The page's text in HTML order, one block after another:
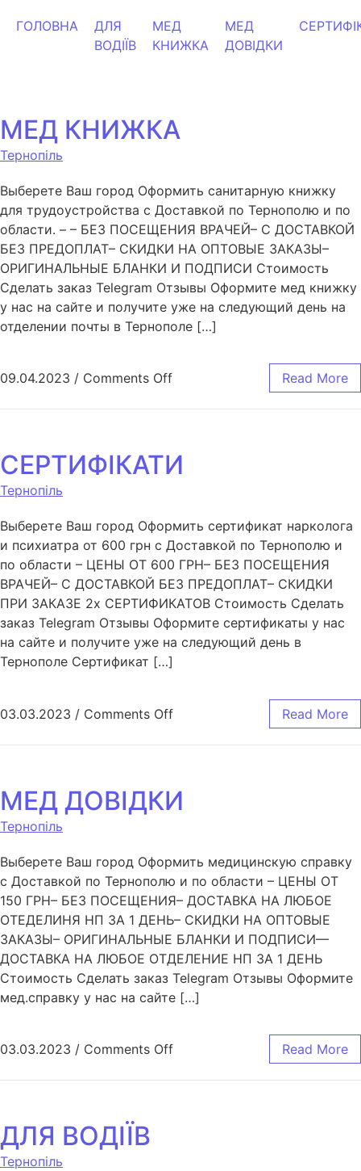
ГОЛОВНА
ДЛЯ
ВОДІЇВ
МЕД
КНИЖКА
МЕД
ДОВІДКИ
МЕД КНИЖКА
Тернопіль
Выберете Ваш город Оформить санитарную книжку
для трудоустройства с Доставкой по Тернополю и по
области. – – БЕЗ ПОСЕЩЕНИЯ ВРАЧЕЙ– С ДОСТАВКОЙ
БЕЗ ПРЕДОПЛАТ– СКИДКИ НА ОПТОВЫЕ ЗАКАЗЫ–
ОРИГИНАЛЬНЫЕ БЛАНКИ И ПОДПИСИ Стоимость
Сделать заказ Telegram Отзывы Оформите мед книжку
у нас на сайте и получите уже на следующий день на
отделении почты в Тернополе […]
09.04.2023 / Comments Off Read More
СЕРТИФІКАТИ
Тернопіль
Выберете Ваш город Оформить сертификат нарколога
и психиатра от 600 грн с Доставкой по Тернополю и
по области – ЦЕНЫ ОТ 600 ГРН– БЕЗ ПОСЕЩЕНИЯ
ВРАЧЕЙ– С ДОСТАВКОЙ БЕЗ ПРЕДОПЛАТ– СКИДКИ
ПРИ ЗАКАЗЕ 2х СЕРТИФИКАТОВ Стоимость Сделать
заказ Telegram Отзывы Оформите сертификаты у нас
на сайте и получите уже на следующий день в
Тернополе Сертификат […]
03.03.2023 / Comments Off Read More
МЕД ДОВІДКИ
Тернопіль
Выберете Ваш город Оформить медицинскую справку
с Доставкой по Тернополю и по области – ЦЕНЫ ОТ
150 ГРН– БЕЗ ПОСЕЩЕНИЯ– ДОСТАВКА НА ЛЮБОЕ
ОТЕДЕЛИНЯ НП ЗА 1 ДЕНЬ– СКИДКИ НА ОПТОВЫЕ
ЗАКАЗЫ– ОРИГИНАЛЬНЫЕ БЛАНКИ И ПОДПИСИ—
ДОСТАВКА НА ЛЮБОЕ ОТДЕЛЕНИЕ НП ЗА 1 ДЕНЬ
Стоимость Сделать заказ Telegram Отзывы Оформите
мед.справку у нас на сайте […]
03.03.2023 / Comments Off Read More
ДЛЯ ВОДІЇВ
Тернопіль